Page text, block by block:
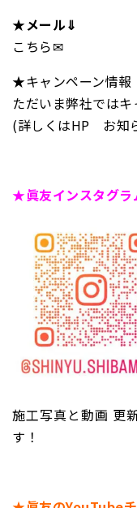
★メール⇓
こちら✉
★キャンペーン情報
ただいま弊社ではキ
(詳しくはHP お知
★眞友インスタグラ
施工写真と動画 更
す！